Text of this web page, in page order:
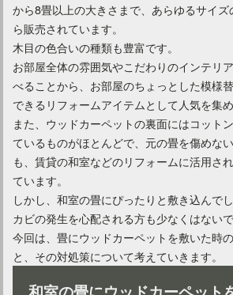
狭い部屋でも広く見えるようなカーペット
から8畳以上の大きさまで、あらゆるサイ
ら販売されています。
木目の色合いの種類も豊富です。
お部屋全体の雰囲気やこだわりのインテリ
べることから、お部屋のちょっとした模様
できるリフォームアイテムとして人気を集め
また、ウッドカーペットの裏面にはコット
ているものがほとんどで、元の畳を傷めな
も、賃貸の和室などのリフォームに活用さ
ています。
しかし、和室の畳にぴったりと敷き込んで
カビの発生を心配される方も少なくはないで
今回は、畳にウッドカーペットを敷いた時
と、その対処策について考えていきます。